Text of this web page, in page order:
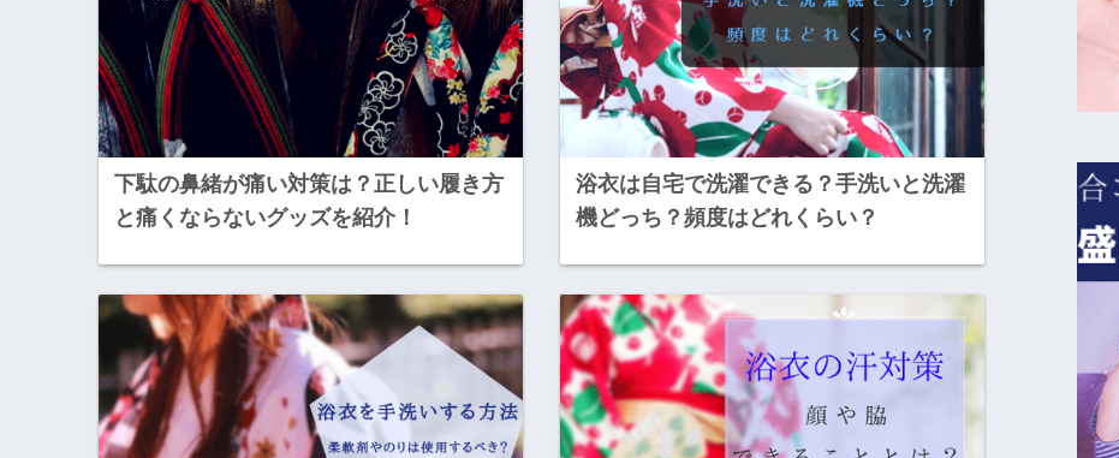
下駄の鼻緒が痛い対策は？正しい履き方
と痛くならないグッズを紹介！
浴衣は自宅で洗濯できる？手洗いと洗濯
機どっち？頻度はどれくらい？